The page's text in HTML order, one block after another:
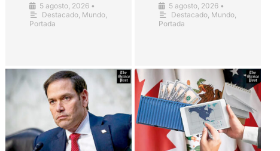
5 agosto, 2026 •
Destacado Mundo
Portada
5 agosto, 2026 •
Destacado Mundo
Portada